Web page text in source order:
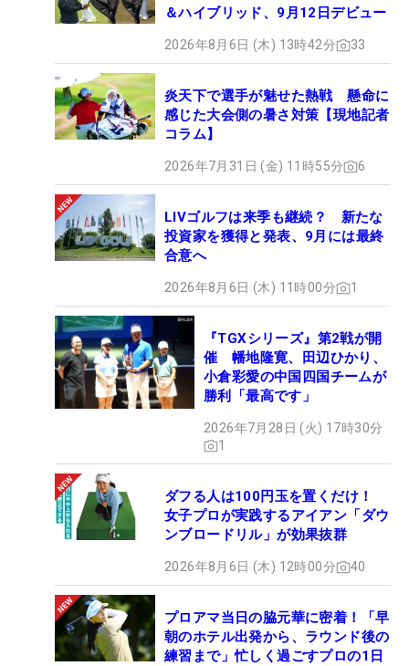
＆ハイブリッド、9月12日デビュー
2026年8月6日 (木) 13時42分 33
炎天下で選手が魅せた熱戦 懸命に
感じた大会側の暑さ対策【現地記者
コラム】
2026年7月31日 (金) 11時55分 6
LIVゴルフは来季も継続？ 新たな
投資家を獲得と発表、9月には最終
合意へ
2026年8月6日 (木) 11時00分 1
『TGXシリーズ』第2戦が開
催 幡地隆寛、田辺ひかり、
小倉彩愛の中国四国チームが
勝利「最高です」
2026年7月28日 (火) 17時30分
1
ダフる人は100円玉を置くだけ！
女子プロが実践するアイアン「ダウ
ンブロードリル」が効果抜群
2026年8月6日 (木) 12時00分 40
プロアマ当日の脇元華に密着！「早
朝のホテル出発から、ラウンド後の
練習まで」忙しく過ごすプロの1日